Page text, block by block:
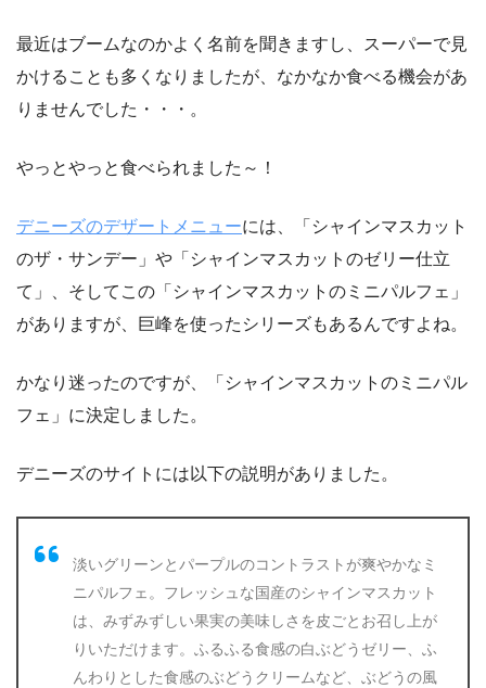
最近はブームなのかよく名前を聞きますし、スーパーで見
かけることも多くなりましたが、なかなか食べる機会があ
りませんでした・・・。
やっとやっと食べられました～！
デニーズのデザートメニューには、「シャインマスカット
のザ・サンデー」や「シャインマスカットのゼリー仕立
て」、そしてこの「シャインマスカットのミニパルフェ」
がありますが、巨峰を使ったシリーズもあるんですよね。
かなり迷ったのですが、「シャインマスカットのミニパル
フェ」に決定しました。
デニーズのサイトには以下の説明がありました。
淡いグリーンとパープルのコントラストが爽やかなミ
ニパルフェ。フレッシュな国産のシャインマスカット
は、みずみずしい果実の美味しさを皮ごとお召し上が
りいただけます。ふるふる食感の白ぶどうゼリー、ふ
んわりとした食感のぶどうクリームなど、ぶどうの風